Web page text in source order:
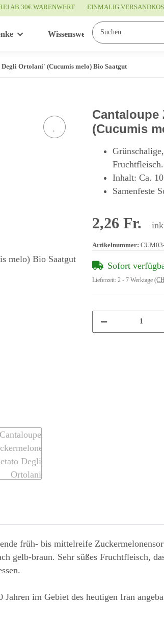
AB 30€ WARENWERT EINMALIG
Wissenswertes
Ortolani' (Cucumis melo) Bio Saatgut
Cantaloupe
(Cucumis
Fruchtfleisch.
Inhalt: Ca.
Samenfeste
2,26 Fr.
Artikelnummer:
Sofort
Lieferzeit: 2 - 7 Werktage
früh- bis mittelreife
gelb-braun. Sehr süßes Fruchtfleisch,
im Gebiet des heutigen Iran